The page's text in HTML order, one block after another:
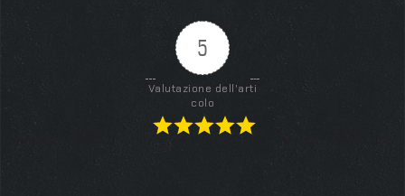
5
Valutazione dell'arti
colo